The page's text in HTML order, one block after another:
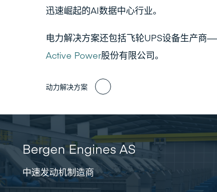
迅速崛起的AI数据中心行业。
电力解决方案还包括飞轮UPS设备生产商
Active Power股份有限公司。
动力解决方案
Bergen Engines AS
中速发动机制造商